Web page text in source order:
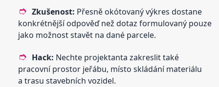
Zkušenost: Přesně okótovaný výkres dostane
konkrétnější odpověď než dotaz formulovaný pouze
jako možnost stavět na dané parcele.
Hack: Nechte projektanta zakreslit také
pracovní prostor jeřábu, místo skládání materiálu
a trasu stavebních vozidel.